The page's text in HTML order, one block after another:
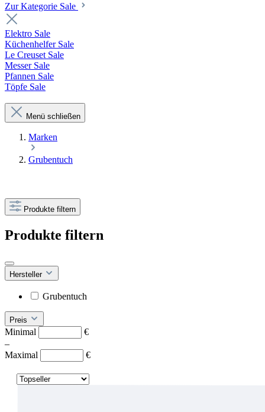
Zur Kategorie Sale
Elektro Sale
Küchenhelfer Sale
Le Creuset Sale
Messer Sale
Pfannen Sale
Töpfe Sale
Menü schließen
Marken
Grubentuch
Produkte filtern
Produkte filtern
Hersteller
Grubentuch
Preis
Minimal
€
–
Maximal
€